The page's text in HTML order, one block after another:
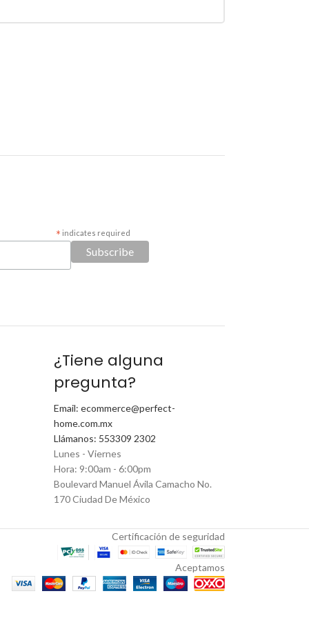
* indicates required
¿Tiene alguna
pregunta?
Email: ecommerce@perfect-
home.com.mx
Llámanos: 553309 2302
Lunes - Viernes
Hora: 9:00am - 6:00pm
Boulevard Manuel Ávila Camacho No.
170 Ciudad De México
Certificación de seguridad
Aceptamos